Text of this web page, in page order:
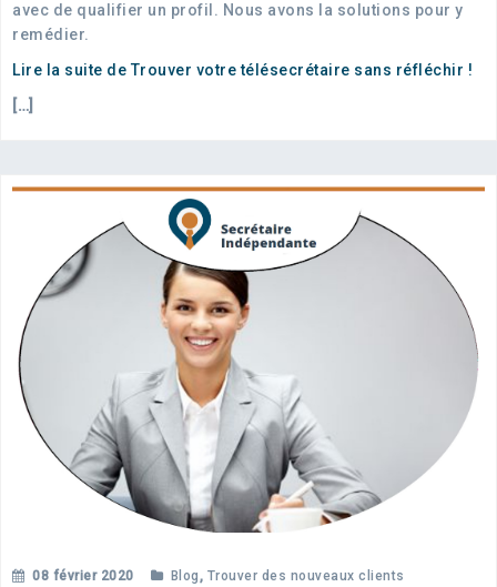
avec de qualifier un profil. Nous avons la solutions pour y
remédier.
Lire la suite de Trouver votre télésecrétaire sans réfléchir !
[…]
08 février 2020 Blog , Trouver des nouveaux clients